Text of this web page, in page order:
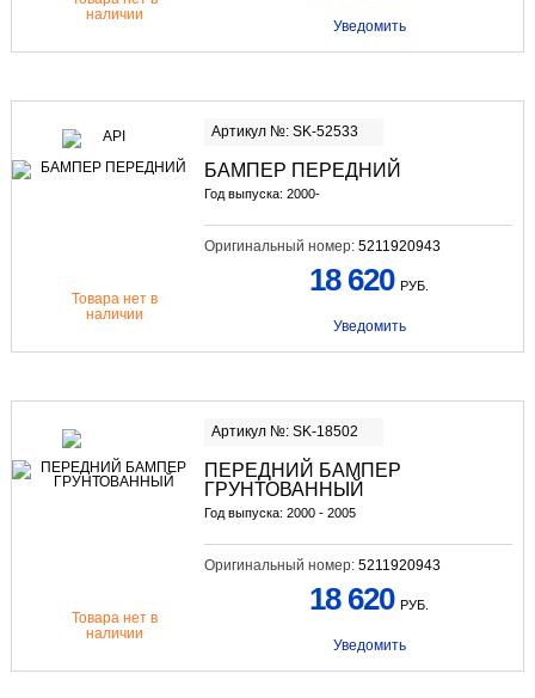
наличии
Уведомить
Артикул №: SK-52533
БАМПЕР ПЕРЕДНИЙ
Год выпуска: 2000-
Оригинальный номер: 5211920943
Товара нет в
наличии
18 620 РУБ.
Уведомить
Артикул №: SK-18502
ПЕРЕДНИЙ БАМПЕР
ГРУНТОВАННЫЙ
Год выпуска: 2000 - 2005
Оригинальный номер: 5211920943
Товара нет в
наличии
18 620 РУБ.
Уведомить